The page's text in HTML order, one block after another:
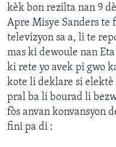
kèk bon rezilta nan 9
Apre Misye Sanders te
televizyon sa a, li te
mas ki dewoule nan
ki rete yo avek pi gwo
kote li deklare si elektè
pral ba li bourad li
fòs anvan konvansyon
fini pa di :